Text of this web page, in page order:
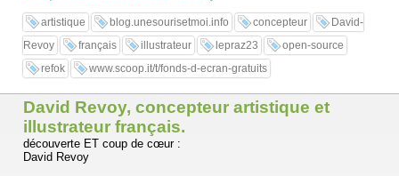
Il continue également son activité en 'freelance' comme illustrateur,
notamment dans le jeu vidéo, les jeux de sociétés et les couvertures
de livres et de romans ...
Une activité à suivre donc avec grande attention.
Mais passons donc, vraiment au concret ...
.....
artistique blog.unesourisetmoi.info concepteur
David-
Revoy
français illustrateur lepraz23
open-source
refok
www.scoop.it/t/fonds-d-ecran-gratuits
David Revoy, concepteur artistique et
illustrateur français.
découverte ET coup de cœur :
David Revoy